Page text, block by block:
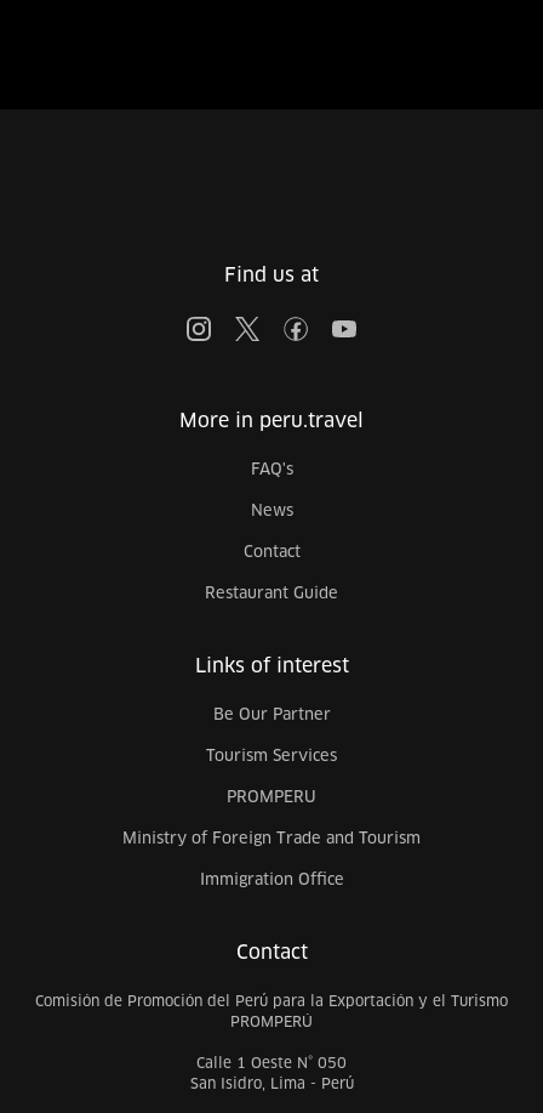
Find us at
More in peru.travel
FAQ's
News
Contact
Restaurant Guide
Links of interest
Be Our Partner
Tourism Services
PROMPERU
Ministry of Foreign Trade and Tourism
Immigration Office
Contact
Comisión de Promoción del Perú para la Exportación y el Turismo
PROMPERÚ
Calle 1 Oeste N° 050
San Isidro, Lima - Perú